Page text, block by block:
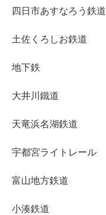
四日市あすなろう鉄道
土佐くろしお鉄道
地下鉄
大井川鐵道
天竜浜名湖鉄道
宇都宮ライトレール
富山地方鉄道
小湊鉄道